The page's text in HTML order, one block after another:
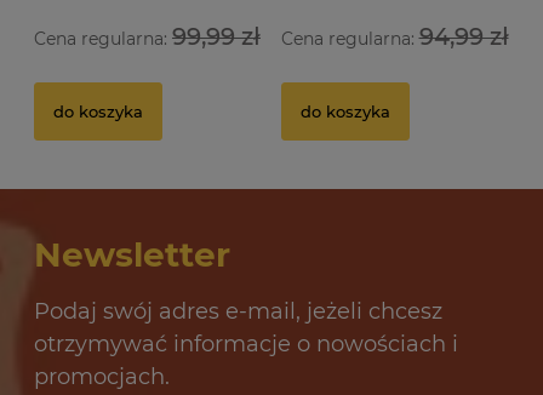
Cena regularna: 99,99 zł
do koszyka
Cena regularna:94,99 zł
do koszyka
12,69 zł
do koszyka
Newsletter
Podaj swój adres e-mail, jeżeli chcesz
otrzymywać informacje o nowościach i
promocjach.